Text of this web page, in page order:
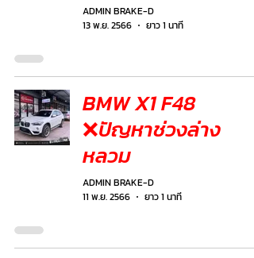
ADMIN BRAKE-D
13 พ.ย. 2566
ยาว 1 นาที
BMW X1 F48
❌ปัญหาช่วงล่าง
หลวม
ADMIN BRAKE-D
11 พ.ย. 2566
ยาว 1 นาที